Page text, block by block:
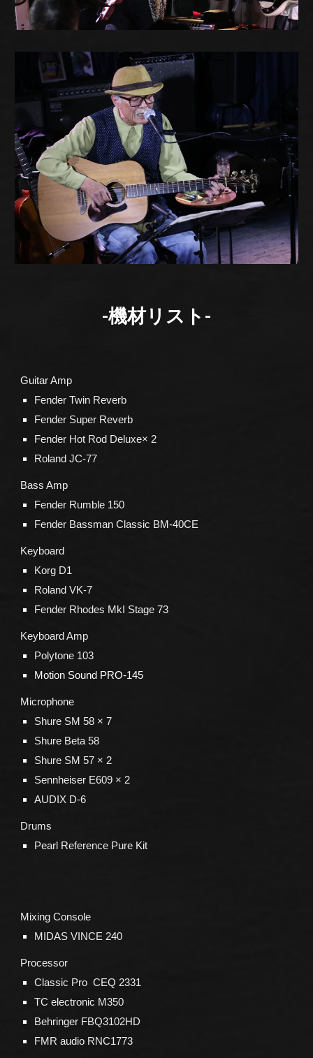
-機材リスト-
Guitar Amp
Fender Twin Reverb
Fender Super Reverb
Fender Hot Rod Deluxe× 2
Roland JC-77
Bass Amp
Fender Rumble 150
Fender Bassman Classic BM-40CE
Keyboard
Korg D1
Roland VK-7
Fender Rhodes MkI Stage 73
Keyboard Amp
Polytone 103
Motion Sound PRO-145
Microphone
Shure SM 58 ×7
Shure Beta 58
Shure SM 57 × 2
Sennheiser E609 × 2
AUDIX D-6
Drums
Pearl Reference Pure Kit
Mixing Console
MIDAS VINCE 240
Processor
Classic Pro CEQ 2331
TC electronic M350
Behringer FBQ3102HD
FMR audio RNC1773